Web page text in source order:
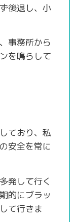
後退し、小
事務所から
を鳴らして
ており、私
安全を常に
発して行く
的にブラッ
て行きま